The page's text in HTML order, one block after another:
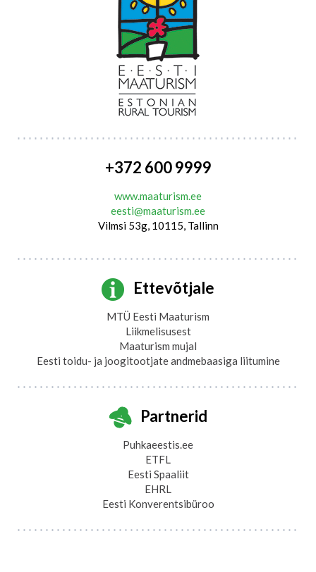
+372 600 9999
www.maaturism.ee
eesti@maaturism.ee
Vilmsi 53g, 10115, Tallinn
Ettevõtjale
MTÜ Eesti Maaturism
Liikmelisusest
Maaturism mujal
Eesti toidu- ja joogitootjate andmebaasiga liitumine
Partnerid
Puhkaeestis.ee
ETFL
Eesti Spaaliit
EHRL
Eesti Konverentsibüroo